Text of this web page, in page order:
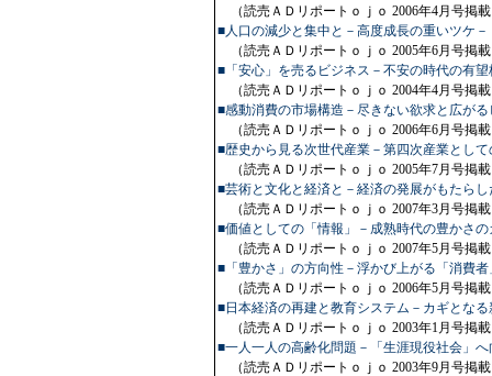
（読売ＡＤリポートｏｊｏ 2006年4月号掲
■人口の減少と集中と－高度成長の重いツケ－
（読売ＡＤリポートｏｊｏ 2005年6月号掲
■「安心」を売るビジネス－不安の時代の有望
（読売ＡＤリポートｏｊｏ 2004年4月号掲
■感動消費の市場構造－尽きない欲求と広が
（読売ＡＤリポートｏｊｏ 2006年6月号掲
■歴史から見る次世代産業－第四次産業とし
（読売ＡＤリポートｏｊｏ 2005年7月号掲
■芸術と文化と経済と－経済の発展がもたら
（読売ＡＤリポートｏｊｏ 2007年3月号掲
■価値としての「情報」－成熟時代の豊かさの
（読売ＡＤリポートｏｊｏ 2007年5月号掲
■「豊かさ」の方向性－浮かび上がる「消費
（読売ＡＤリポートｏｊｏ 2006年5月号掲
■日本経済の再建と教育システム－カギとな
（読売ＡＤリポートｏｊｏ 2003年1月号掲
■一人一人の高齢化問題－「生涯現役社会」
（読売ＡＤリポートｏｊｏ 2003年9月号掲